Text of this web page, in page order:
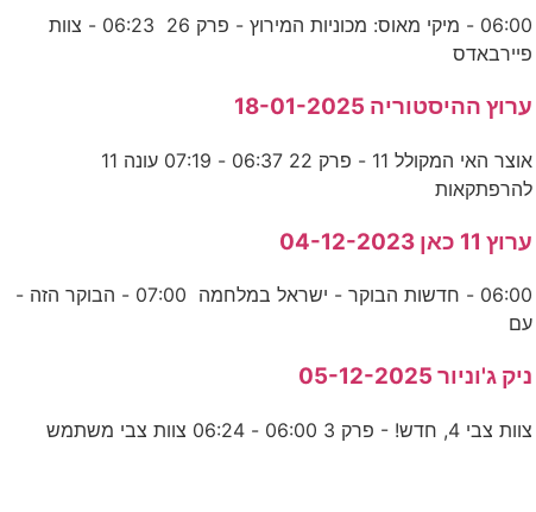
06:00 - מיקי מאוס: מכוניות המירוץ - פרק 26 06:23 - צוות
פיירבאדס
ערוץ ההיסטוריה 18-01-2025
אוצר האי המקולל 11 - פרק 22 06:37 - 07:19 עונה 11
להרפתקאות
ערוץ 11 כאן 04-12-2023
06:00 - חדשות הבוקר - ישראל במלחמה 07:00 - הבוקר הזה -
עם
ניק ג'וניור 05-12-2025
צוות צבי 4, חדש! - פרק 3 06:00 - 06:24 צוות צבי משתמש